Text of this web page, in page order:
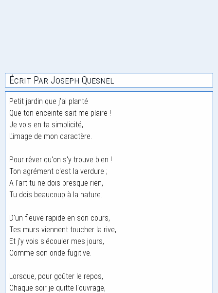
Écrit Par Joseph Quesnel
Petit jardin que j'ai planté
Que ton enceinte sait me plaire !
Je vois en ta simplicité,
L'image de mon caractère.
Pour rêver qu'on s'y trouve bien !
Ton agrément c'est la verdure ;
A l'art tu ne dois presque rien,
Tu dois beaucoup à la nature.
D'un fleuve rapide en son cours,
Tes murs viennent toucher la rive,
Et j'y vois s'écouler mes jours,
Comme son onde fugitive.
Lorsque, pour goûter le repos,
Chaque soir je quitte l'ouvrage,